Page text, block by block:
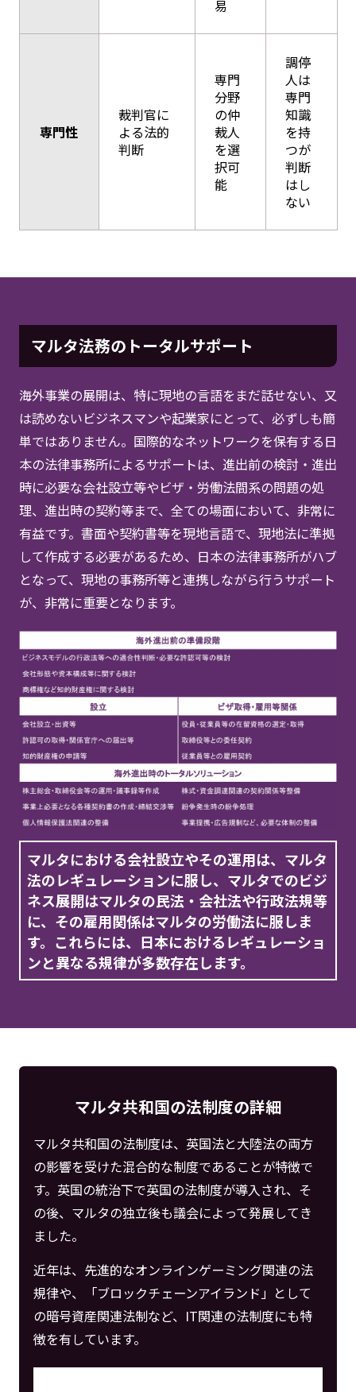
易
専門性
裁判官に
よる法的
判断
専門
分野
の仲
裁人
を選
択可
能
調停
人は
専門
知識
を持
つが
判断
はし
ない
マルタ法務のトータルサポート
海外事業の展開は、特に現地の言語をまだ話せない、又
は読めないビジネスマンや起業家にとって、必ずしも簡
単ではありません。国際的なネットワークを保有する日
本の法律事務所によるサポートは、進出前の検討・進出
時に必要な会社設立等やビザ・労働法間系の問題の処
理、進出時の契約等まで、全ての場面において、非常に
有益です。書面や契約書等を現地言語で、現地法に準拠
して作成する必要があるため、日本の法律事務所がハブ
となって、現地の事務所等と連携しながら行うサポート
が、非常に重要となります。
マルタにおける会社設立やその運用は、マルタ
法のレギュレーションに服し、 マルタでのビジ
ネス展開はマルタの民法・会社法や行政法規等
に、 その雇用関係はマルタの労働法に服しま
す。 これらには、日本におけるレギュレーショ
ンと異なる規律が多数存在します。
マルタ共和国の法制度の詳細
マルタ共和国の法制度は、英国法と大陸法の両方
の影響を受けた混合的な制度であることが特徴で
す。英国の統治下で英国の法制度が導入され、そ
の後、マルタの独立後も議会によって発展してき
ました。
近年は、先進的なオンラインゲーミング関連の法
規律や、「ブロックチェーンアイランド」として
の暗号資産関連法制など、IT関連の法制度にも特
徴を有しています。